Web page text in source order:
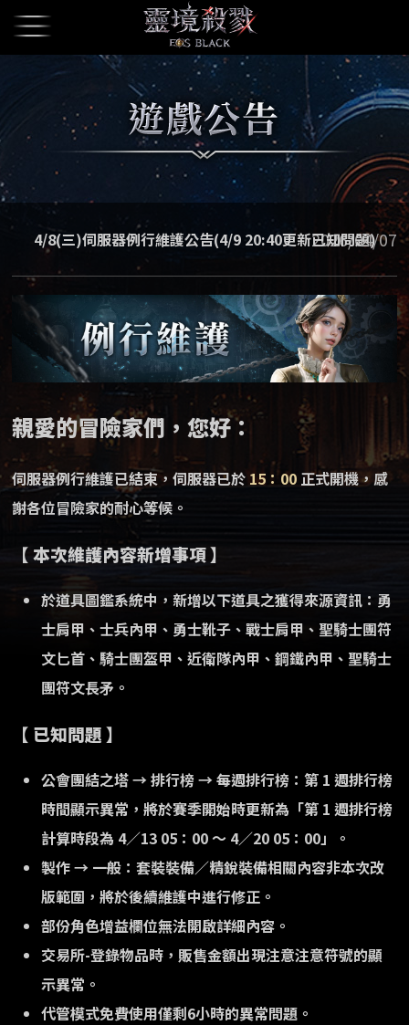
4/8(三)伺服器例行維護公告(4/9 20:40更新已知問題)
2026/04/07
親愛的冒險家們，您好：
伺服器例行維護已結束，伺服器已於 15：00 正式開機，感
謝各位冒險家的耐心等候。
【 本次維護內容新增事項 】
於道具圖鑑系統中，新增以下道具之獲得來源資訊：勇
士肩甲、士兵內甲、勇士靴子、戰士肩甲、聖騎士團符
文匕首、騎士團盔甲、近衛隊內甲、鋼鐵內甲、聖騎士
團符文長矛。
【 已知問題 】
公會團結之塔 → 排行榜 → 每週排行榜：第 1 週排行榜
時間顯示異常，將於賽季開始時更新為「第 1 週排行榜
計算時段為 4／13 05：00 ～ 4／20 05：00」。
製作 → 一般：套裝裝備／精銳裝備相關內容非本次改
版範圍，將於後續維護中進行修正。
部份角色增益欄位無法開啟詳細內容。
交易所-登錄物品時，販售金額出現注意注意符號的顯
示異常。
代管模式免費使用僅剩6小時的異常問題。